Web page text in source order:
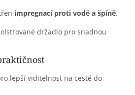
impregnací proti vodě a špíně.
držadlo pro snadnou
lepší viditelnost na cestě do